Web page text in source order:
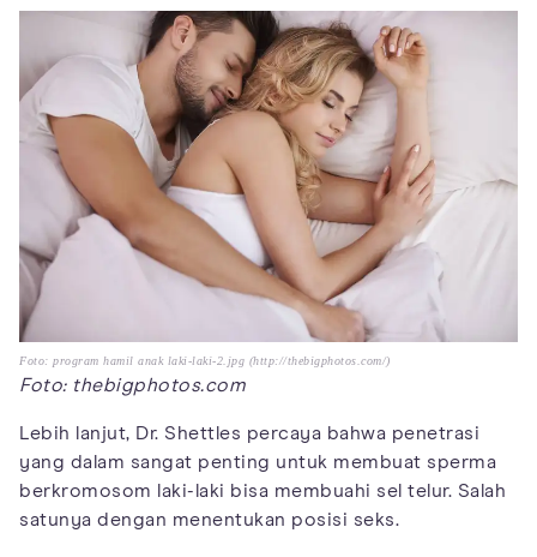
Foto: program hamil anak laki-laki-2.jpg (http://thebigphotos.com/)
Foto: thebigphotos.com
Lebih lanjut, Dr. Shettles percaya bahwa penetrasi
yang dalam sangat penting untuk membuat sperma
berkromosom laki-laki bisa membuahi sel telur. Salah
satunya dengan menentukan posisi seks.